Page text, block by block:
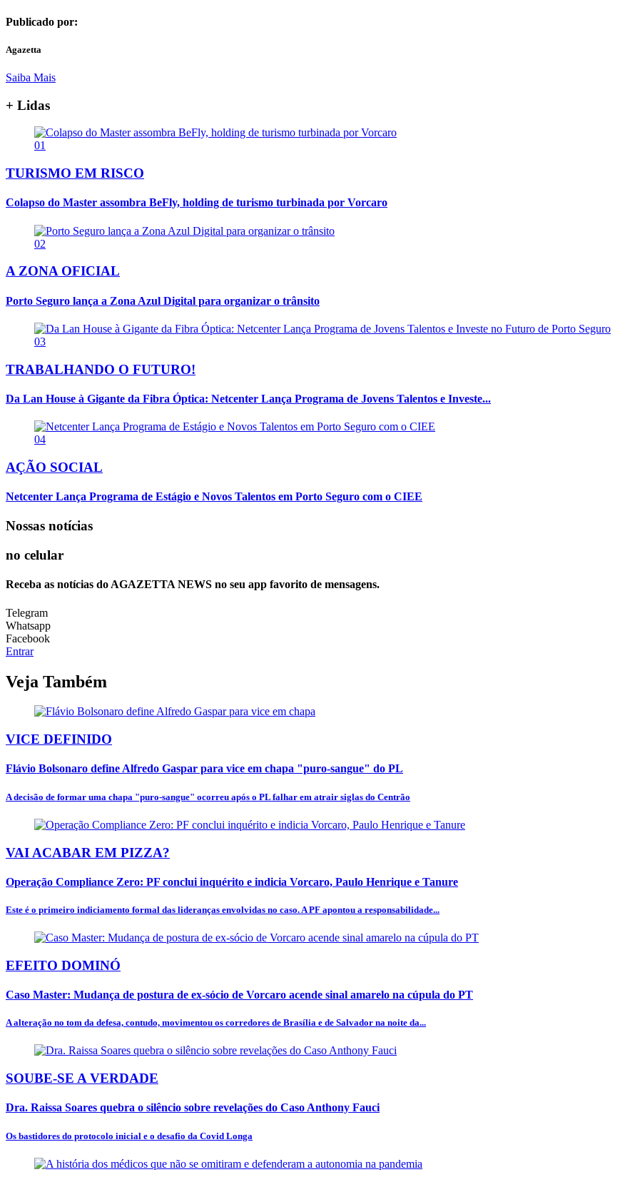
Publicado por:
Agazetta
Saiba Mais
+ Lidas
01
TURISMO EM RISCO
Colapso do Master assombra BeFly, holding de turismo turbinada por Vorcaro
02
A ZONA OFICIAL
Porto Seguro lança a Zona Azul Digital para organizar o trânsito
03
TRABALHANDO O FUTURO!
Da Lan House à Gigante da Fibra Óptica: Netcenter Lança Programa de Jovens Talentos e Investe...
04
AÇÃO SOCIAL
Netcenter Lança Programa de Estágio e Novos Talentos em Porto Seguro com o CIEE
Nossas notícias
no celular
Receba as notícias do AGAZETTA NEWS no seu app favorito de mensagens.
Telegram
Whatsapp
Facebook
Entrar
Veja Também
VICE DEFINIDO
Flávio Bolsonaro define Alfredo Gaspar para vice em chapa "puro-sangue" do PL
A decisão de formar uma chapa "puro-sangue" ocorreu após o PL falhar em atrair siglas do Centrão
VAI ACABAR EM PIZZA?
Operação Compliance Zero: PF conclui inquérito e indicia Vorcaro, Paulo Henrique e Tanure
Este é o primeiro indiciamento formal das lideranças envolvidas no caso. A PF apontou a responsabilidade...
EFEITO DOMINÓ
Caso Master: Mudança de postura de ex-sócio de Vorcaro acende sinal amarelo na cúpula do PT
A alteração no tom da defesa, contudo, movimentou os corredores de Brasília e de Salvador na noite da...
SOUBE-SE A VERDADE
Dra. Raissa Soares quebra o silêncio sobre revelações do Caso Anthony Fauci
Os bastidores do protocolo inicial e o desafio da Covid Longa